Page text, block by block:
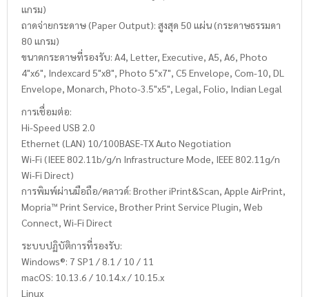
แกรม)
ถาดจ่ายกระดาษ (Paper Output): สูงสุด 50 แผ่น (กระดาษธรรมดา
80 แกรม)
ขนาดกระดาษที่รองรับ: A4, Letter, Executive, A5, A6, Photo
4"x6", Indexcard 5"x8", Photo 5"x7", C5 Envelope, Com-10, DL
Envelope, Monarch, Photo-3.5"x5", Legal, Folio, Indian Legal
การเชื่อมต่อ:
Hi-Speed USB 2.0
Ethernet (LAN) 10/100BASE-TX Auto Negotiation
Wi-Fi (IEEE 802.11b/g/n Infrastructure Mode, IEEE 802.11g/n
Wi-Fi Direct)
การพิมพ์ผ่านมือถือ/คลาวด์: Brother iPrint&Scan, Apple AirPrint,
Mopria™ Print Service, Brother Print Service Plugin, Web
Connect, Wi-Fi Direct
ระบบปฏิบัติการที่รองรับ:
Windows®: 7 SP1 / 8.1 / 10 / 11
macOS: 10.13.6 / 10.14.x / 10.15.x
Linux